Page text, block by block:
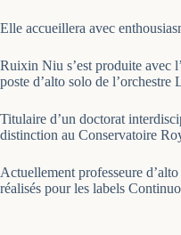
Elle accueillera avec
Ruixin Niu s’est produite avec
poste d’alto solo de
Titulaire d’un doctorat
distinction au Conservatoire
Actuellement professeure
réalisés pour les labels